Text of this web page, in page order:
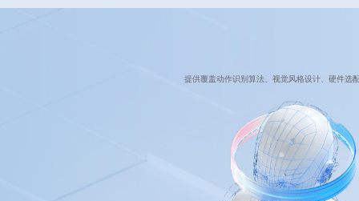
提供覆盖动作识别算法、视觉风格设计、硬件选